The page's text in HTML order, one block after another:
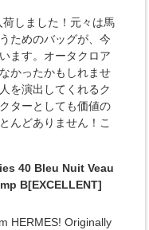
しました！元々は馬
ためのバッグが、今
ます。オータクロア
かったかもしれませ
を演出してくれるク
ターとしても価値の
んどありません！こ
40 Bleu Nuit Veau
B[EXCELLENT]
HERMES! Originally